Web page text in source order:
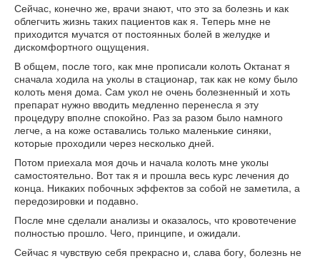
Сейчас, конечно же, врачи знают, что это за болезнь и как
облегчить жизнь таких пациентов как я. Теперь мне не
приходится мучатся от постоянных болей в желудке и
дискомфортного ощущения.
В общем, после того, как мне прописали колоть Октанат я
сначала ходила на уколы в стационар, так как не кому было
колоть меня дома. Сам укол не очень болезненный и хоть
препарат нужно вводить медленно перенесла я эту
процедуру вполне спокойно. Раз за разом было намного
легче, а на коже оставались только маленькие синяки,
которые проходили через несколько дней.
Потом приехала моя дочь и начала колоть мне уколы
самостоятельно. Вот так я и прошла весь курс лечения до
конца. Никаких побочных эффектов за собой не заметила, а
передозировки и подавно.
После мне сделали анализы и оказалось, что кровотечение
полностью прошло. Чего, принципе, и ожидали.
Сейчас я чувствую себя прекрасно и, слава богу, болезнь не